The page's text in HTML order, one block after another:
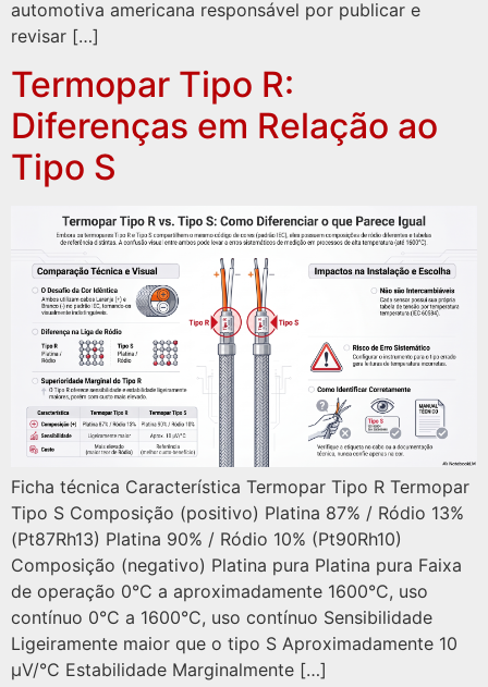
automotiva americana responsável por publicar e
revisar […]
Termopar Tipo R:
Diferenças em Relação ao
Tipo S
Ficha técnica Característica Termopar Tipo R Termopar
Tipo S Composição (positivo) Platina 87% / Ródio 13%
(Pt87Rh13) Platina 90% / Ródio 10% (Pt90Rh10)
Composição (negativo) Platina pura Platina pura Faixa
de operação 0°C a aproximadamente 1600°C, uso
contínuo 0°C a 1600°C, uso contínuo Sensibilidade
Ligeiramente maior que o tipo S Aproximadamente 10
µV/°C Estabilidade Marginalmente […]